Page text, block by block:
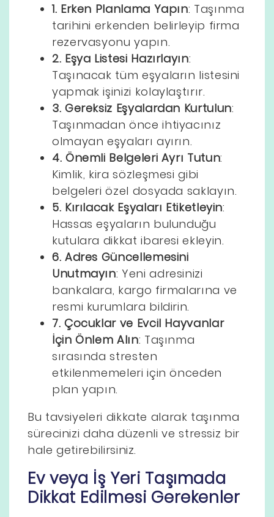
1. Erken Planlama Yapın: Taşınma
tarihini erkenden belirleyip firma
rezervasyonu yapın.
2. Eşya Listesi Hazırlayın:
Taşınacak tüm eşyaların listesini
yapmak işinizi kolaylaştırır.
3. Gereksiz Eşyalardan Kurtulun:
Taşınmadan önce ihtiyacınız
olmayan eşyaları ayırın.
4. Önemli Belgeleri Ayrı Tutun:
Kimlik, kira sözleşmesi gibi
belgeleri özel dosyada saklayın.
5. Kırılacak Eşyaları Etiketleyin:
Hassas eşyaların bulunduğu
kutulara dikkat ibaresi ekleyin.
6. Adres Güncellemesini
Unutmayın: Yeni adresinizi
bankalara, kargo firmalarına ve
resmi kurumlara bildirin.
7. Çocuklar ve Evcil Hayvanlar
İçin Önlem Alın: Taşınma
sırasında stresten
etkilenmemeleri için önceden
plan yapın.
Bu tavsiyeleri dikkate alarak taşınma
sürecinizi daha düzenli ve stressiz bir
hale getirebilirsiniz.
Ev veya İş Yeri Taşımada
Dikkat Edilmesi Gerekenler